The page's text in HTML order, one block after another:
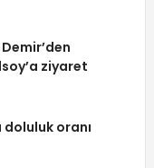
ziyaret
oranı